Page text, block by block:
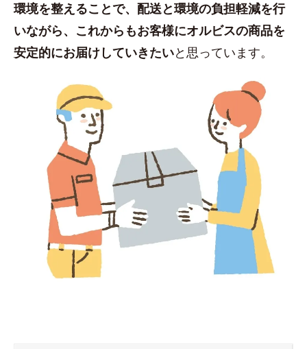
環境を整えることで、配送と環境の負担軽減を行
いながら、これからもお客様にオルビスの商品を
安定的にお届けしていきたいと思っています。